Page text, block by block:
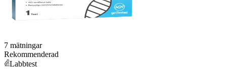
7 mätningar
Rekommenderad
Labbtest